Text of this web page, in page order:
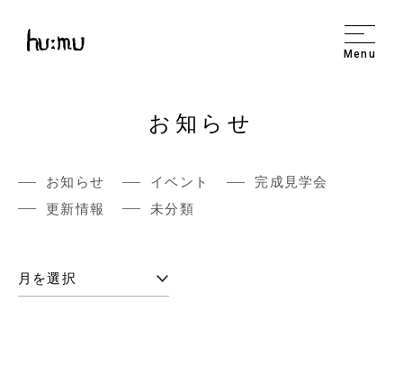
Menu
お知らせ
お知らせ イベント
完成見学会
更新情報
未分類